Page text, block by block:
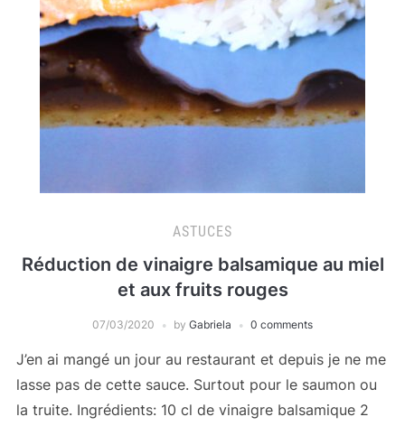
ASTUCES
Réduction de vinaigre balsamique au miel
et aux fruits rouges
07/03/2020 by Gabriela 0 comments
J’en ai mangé un jour au restaurant et depuis je ne me
lasse pas de cette sauce. Surtout pour le saumon ou
la truite. Ingrédients: 10 cl de vinaigre balsamique 2